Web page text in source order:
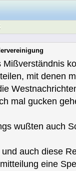
Mißverständnis
mit denen
mal gucken
wußten auch
auch diese
eine